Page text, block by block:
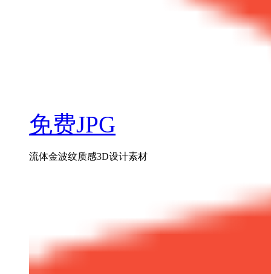
免费JPG
流体金波纹质感3D设计素材